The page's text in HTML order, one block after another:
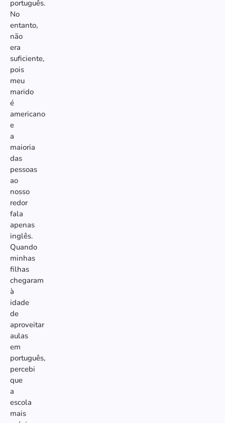
português.
No
entanto,
não
era
suficiente,
pois
meu
marido
é
americano
e
a
maioria
das
pessoas
ao
nosso
redor
fala
apenas
inglês.
Quando
minhas
filhas
chegaram
à
idade
de
aproveitar
aulas
em
português,
percebi
que
a
escola
mais